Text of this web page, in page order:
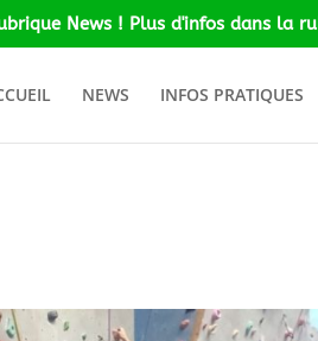
News ! Plus d'infos dans la
NEWS INFOS PRATIQUES